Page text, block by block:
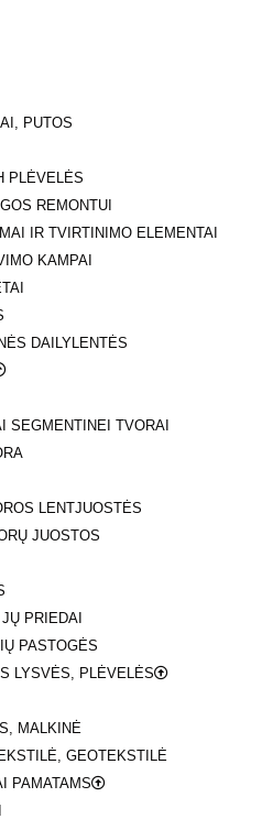
PUTOS
PLĖVELĖS
REMONTUI
IR TVIRTINIMO ELEMENTAI
KAMPAI
DAILYLENTĖS
SEGMENTINEI TVORAI
LENTJUOSTĖS
JUOSTOS
PRIEDAI
PASTOGĖS
LYSVĖS, PLĖVELĖS
MALKINĖ
GEOTEKSTILĖ
PAMATAMS